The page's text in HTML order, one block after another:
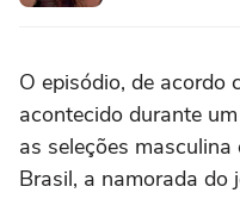
O episódio, de acordo
acontecido durante
as seleções
Brasil, a namorada do